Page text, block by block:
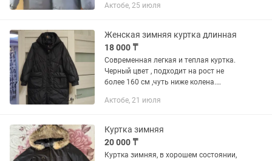
- 44 оверсайз за 5000 тенге.
Актобе, 25 июля
Женская зимняя куртка длинная
18 000 ₸
Современная легкая и теплая куртка.
Черный цвет , подходит на рост не
более 160 см ,чуть ниже колена.
52 размер. Очень хорошо сидит на
Актобе, 21 июля
Куртка зимняя
20 000 ₸
Куртка зимняя, в хорошем состоянии,